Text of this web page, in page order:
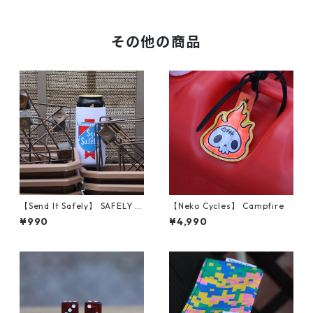
その他の商品
【Send It Safely】 SAFELY S
TYLE COOLZIES (a Tall Boy)
¥990
【Neko Cycles】 Campfire
¥4,990